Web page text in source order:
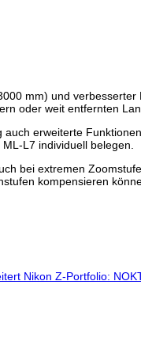
mm) und
oder weit entfernten
erweiterte
L7 individuell belegen.
bei extremen
kompensieren
Nikon Z-Portfolio: